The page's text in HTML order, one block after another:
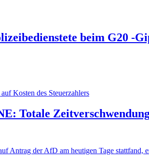
beim G20 -
Totale
Antrag der AfD am heutigen Tage